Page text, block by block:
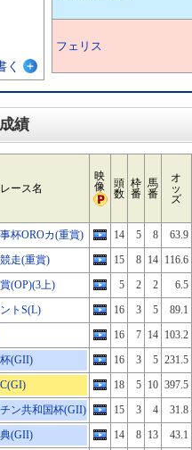
く
フェリス
績
レース名
映
像
頭
数
枠
番
馬
番
オ
ッ
ズ
杯OROカ(重賞) 14 5 8
63.9
走(重賞) 15 8 14 116.6
(OP)(3上) 5 2 2
6.5
トS(L) 16 3 5
89.1
16 7 14 103.2
(GII) 16 3 5 231.5
18 5 10 397.5
ン共和国杯(GII) 15 3 4
31.8
(GII) 14 8 13
43.1